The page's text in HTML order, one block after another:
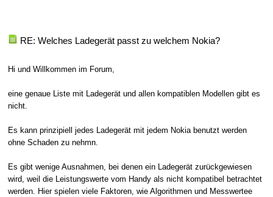
RE: Welches Ladegerät passt zu welchem Nokia?
Hi und Willkommen im Forum,
eine genaue Liste mit Ladegerät und allen kompatiblen Modellen gibt es
nicht.
Es kann prinzipiell jedes Ladegerät mit jedem Nokia benutzt werden
ohne Schaden zu nehmn.
Es gibt wenige Ausnahmen, bei denen ein Ladegerät zurückgewiesen
wird, weil die Leistungswerte vom Handy als nicht kompatibel betrachtet
werden. Hier spielen viele Faktoren, wie Algorithmen und Messwertee